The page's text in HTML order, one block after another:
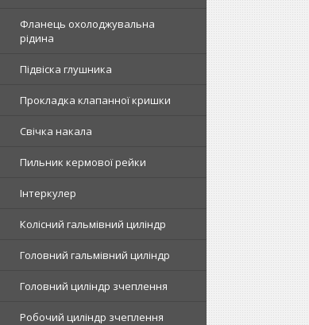
Фланець охолоджувальна
рідина
Підвіска глушника
Прокладка клапанної кришки
Свічка накала
Пильник кермової рейки
Інтеркулер
Колісний гальмівний циліндр
Головний гальмівний циліндр
Головний циліндр зчеплення
Робочий циліндр зчеплення